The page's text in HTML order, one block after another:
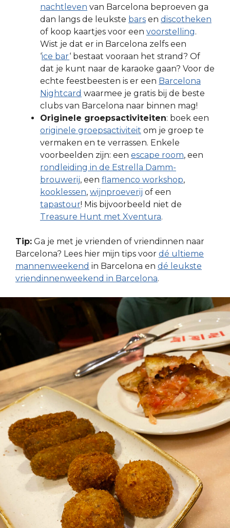
nachtleven van Barcelona beproeven ga
dan langs de leukste bars en discotheken
of koop kaartjes voor een voorstelling.
Wist je dat er in Barcelona zelfs een
‘ice bar‘ bestaat vooraan het strand? Of
dat je kunt naar de karaoke gaan? Voor de
echte feestbeesten is er een Barcelona
Nightcard waarmee je gratis bij de beste
clubs van Barcelona naar binnen mag!
Originele groepsactiviteiten: boek een
originele groepsactiviteit om je groep te
vermaken en te verrassen. Enkele
voorbeelden zijn: een escape room, een
rondleiding in de Estrella Damm-
brouwerij, een flamenco workshop,
kooklessen, wijnproeverij of een
tapastour! Mis bijvoorbeeld niet de
Treasure Hunt met Xventura.
Tip: Ga je met je vrienden of vriendinnen naar
Barcelona? Lees hier mijn tips voor dé ultieme
mannenweekend in Barcelona en dé leukste
vriendinnenweekend in Barcelona.